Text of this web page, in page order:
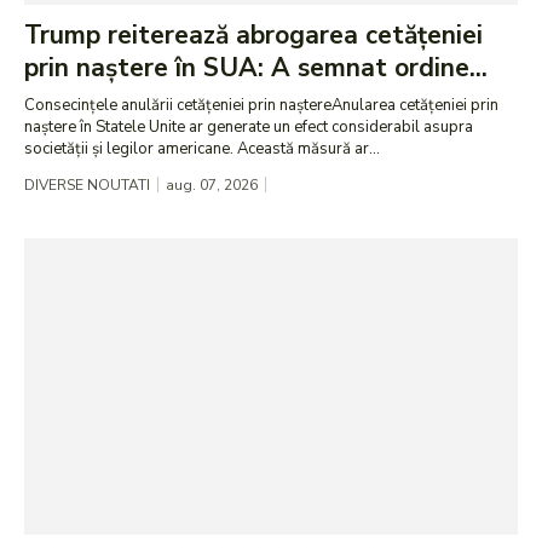
Trump reiterează abrogarea cetățeniei
prin naștere în SUA: A semnat ordine...
Consecințele anulării cetățeniei prin naștereAnularea cetățeniei prin
naștere în Statele Unite ar generate un efect considerabil asupra
societății și legilor americane. Această măsură ar...
DIVERSE NOUTATI aug. 07, 2026